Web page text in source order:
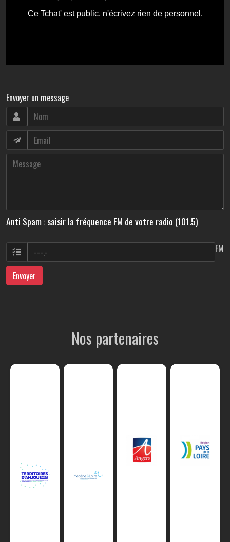
Envoyer un message
Anti Spam : saisir la fréquence FM de votre radio (101.5)
FM
Envoyer
Nos partenaires